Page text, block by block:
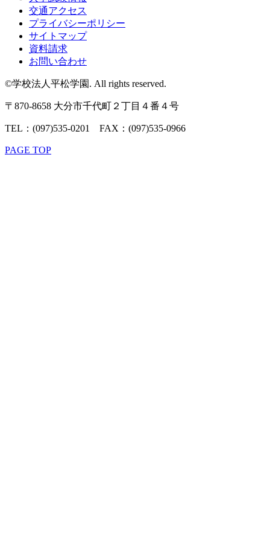
交通アクセス
プライバシーポリシー
サイトマップ
資料請求
お問い合わせ
©学校法人平松学園. All rights reserved.
〒870-8658 大分市千代町２丁目４番４号
TEL：(097)535-0201 FAX：(097)535-0966
PAGE TOP